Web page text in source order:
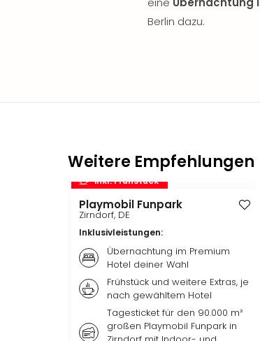
Berlin dazu.
Weitere Empfehlungen
inkl. Frühstück
Playmobil Funpark
Zirndorf, DE
Inklusivleistungen:
Übernachtung im Premium
Hotel deiner Wahl
Frühstück und weitere Extras, je
nach gewähltem Hotel
Tagesticket für den 90.000 m²
großen Playmobil Funpark in